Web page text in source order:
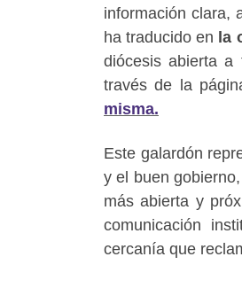
información clara,
ha traducido en la
diócesis abierta a
través de la
misma.
Este galardón
y el buen
más abierta y
comunicación
cercanía que